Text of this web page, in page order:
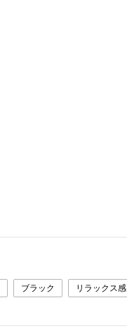
ブラック リラックス感